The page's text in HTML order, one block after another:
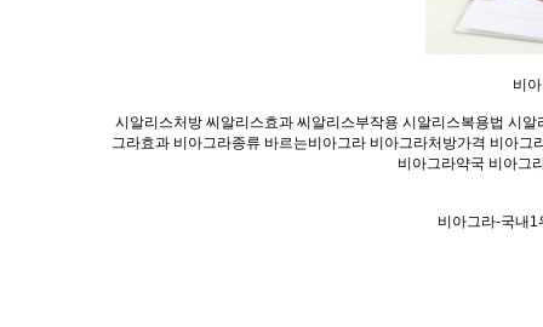
비
시알리스처방 씨알리스효과 씨알리스부작용 시알리스복용법 시
그라효과 비아그라종류 바르는비아그라 비아그라처방가격 비아
비아그라약국 비아그
비아그라-국내1